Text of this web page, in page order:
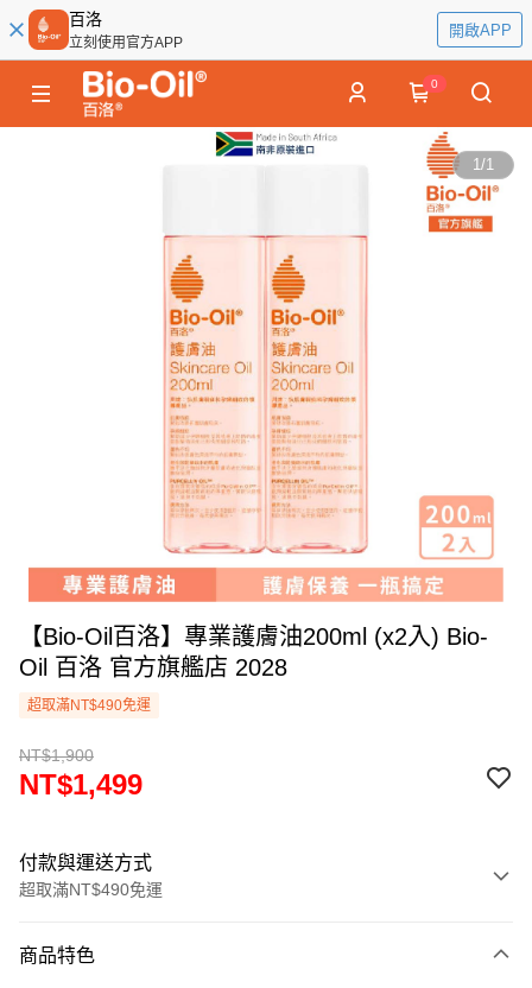
百洛
立刻使用官方APP
開啟APP
0
1/1
【Bio-Oil百洛】專業護膚油200ml (x2入) Bio-
Oil 百洛 官方旗艦店 2028
超取滿NT$490免運
NT$1,900
NT$1,499
付款與運送方式
超取滿NT$490免運
信用卡一次付款
商品特色